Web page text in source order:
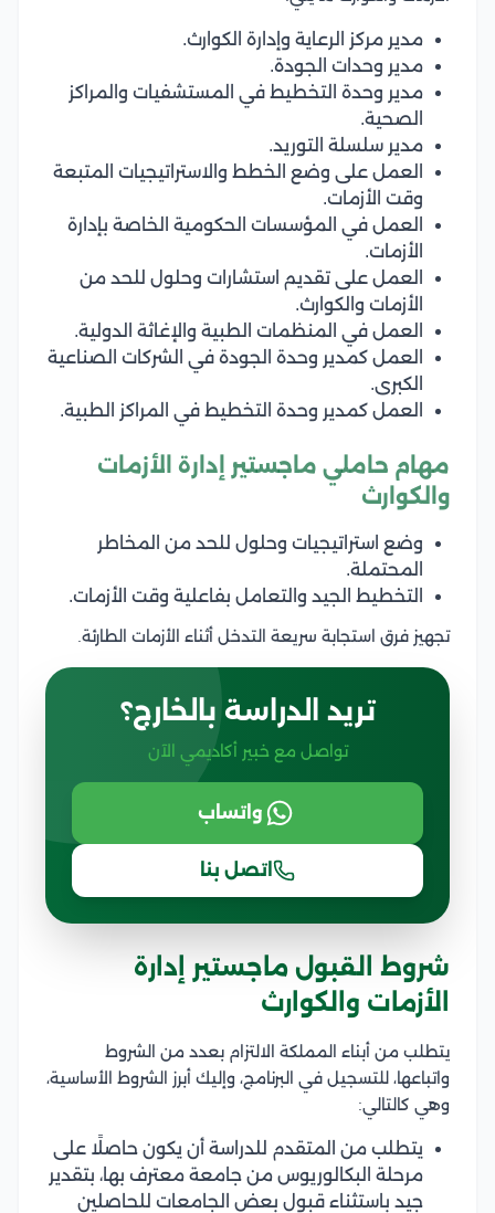
مدير مركز الرعاية وإدارة الكوارث.
مدير وحدات الجودة.
مدير وحدة التخطيط في المستشفيات والمراكز
الصحية.
مدير سلسلة التوريد.
العمل على وضع الخطط والاستراتيجيات المتبعة
وقت الأزمات.
العمل في المؤسسات الحكومية الخاصة بإدارة
الأزمات.
العمل على تقديم استشارات وحلول للحد من
الأزمات والكوارث.
العمل في المنظمات الطبية والإغاثة الدولية.
العمل كمدير وحدة الجودة في الشركات الصناعية
الكبرى.
العمل كمدير وحدة التخطيط في المراكز الطبية.
مهام حاملي ماجستير إدارة الأزمات
والكوارث
وضع استراتيجيات وحلول للحد من المخاطر
المحتملة.
التخطيط الجيد والتعامل بفاعلية وقت الأزمات.
تجهيز فرق استجابة سريعة التدخل أثناء الأزمات الطارئة.
تريد الدراسة بالخارج؟
تواصل مع خبير أكاديمي الآن
واتساب
اتصل بنا
شروط القبول ماجستير إدارة
الأزمات والكوارث
يتطلب من أبناء المملكة الالتزام بعدد من الشروط
واتباعها، للتسجيل في البرنامج، وإليك أبرز الشروط الأساسية،
وهي كالتالي:
يتطلب من المتقدم للدراسة أن يكون حاصلًا على
مرحلة البكالوريوس من جامعة معترف بها، بتقدير
جيد باستثناء قبول بعض الجامعات للحاصلين